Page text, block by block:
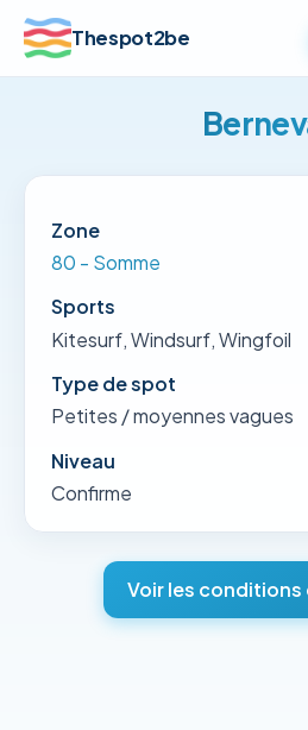
Thespot2be
Zone
80 - Somme
Sports
Kitesurf, Windsurf, Wingfoil
Type de spot
Petites / moyennes vagues
Niveau
Confirme
Voir les conditions